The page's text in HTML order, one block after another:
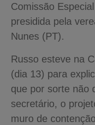
Comissão
presidida pela
Nunes (PT).
Russo esteve na
(dia 13) para
que por sorte não
secretário, o
muro de